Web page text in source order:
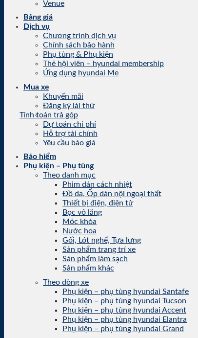
Venue
Bảng giá
Dịch vụ
Chương trình dịch vụ
Chính sách bảo hành
Phụ tùng & Phụ kiện
Thẻ hội viên – hyundai membership
Ứng dụng hyundai Me
Mua xe
Khuyến mãi
Đăng ký lái thử
Tính toán trả góp
Dự toán chi phí
Hỗ trợ tài chính
Yêu cầu báo giá
Bảo hiểm
Phụ kiện – Phụ tùng
Theo danh mục
Phim dán cách nhiệt
Đồ da, Ốp dán nội ngoại thất
Thiết bị điện, điện tử
Bọc vô lăng
Móc khóa
Nước hoa
Gối, Lót nghế, Tựa lưng
Sản phẩm trang trí xe
Sản phẩm làm sạch
Sản phẩm khác
Theo dòng xe
Phụ kiện – phụ tùng hyundai Santafe
Phụ kiện – phụ tùng hyundai Tucson
Phụ kiện – phụ tùng hyundai Accent
Phụ kiện – phụ tùng hyundai Elantra
Phụ kiện – phụ tùng hyundai Grand